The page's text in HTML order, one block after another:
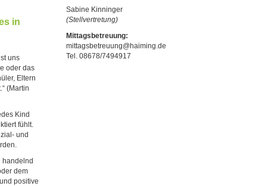
in
uns
oder das
Eltern
(Martin
Kind
fühlt.
und
handelnd
dem
positive
Sabine Kinninger
(Stellvertretung)
Mittagsbetreuung:
mittagsbetreuung@haiming.de
Tel. 08678/7494917